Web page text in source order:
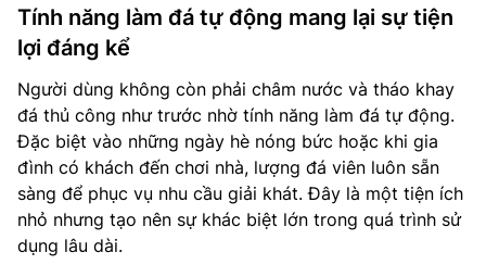
Tính năng làm đá tự động mang lại sự tiện
lợi đáng kể
Người dùng không còn phải châm nước và tháo khay
đá thủ công như trước nhờ tính năng làm đá tự động.
Đặc biệt vào những ngày hè nóng bức hoặc khi gia
đình có khách đến chơi nhà, lượng đá viên luôn sẵn
sàng để phục vụ nhu cầu giải khát. Đây là một tiện ích
nhỏ nhưng tạo nên sự khác biệt lớn trong quá trình sử
dụng lâu dài.